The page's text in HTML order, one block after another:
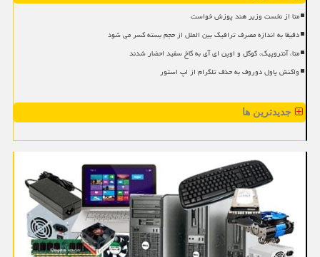
متا از نخست وزیر هند پوزش خواست
دقیقا به اندازه مصرف ترافیک بین الملل از حجم بسته کسر می شود
متا، آنتروپیک، گوگل و اوپن ای آی به کاخ سفید احضار شدند
واکنش پاول دوروف به حذف تلگرام از اپ استور
جدیدترین ها